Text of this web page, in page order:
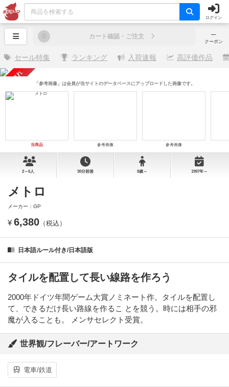
ログイン
─
クーポン
0 カート確認・ご注文
セール特集 ランキング 入荷速報 高評価作品
売り切れ
当商品 参考画像 参考画像
「参考画像」は会員が当サイトのデータベースにアップロードした画像です。
2～6人 30分前後 8歳～ 1997年～
メトロ
メーカー：GP
¥ 6,380 （税込）
日本語ルール付き/日本語版
タイルを配置して長い線路を作ろう
2000年ドイツ年間ゲーム大賞ノミネート作。タイルを配置し
て、できるだけ長い路線を作るこ とを競う。時には相手の邪
魔が入ることも。 メンサセレクト受賞。
世界観/フレーバー/アートワーク
電車/鉄道